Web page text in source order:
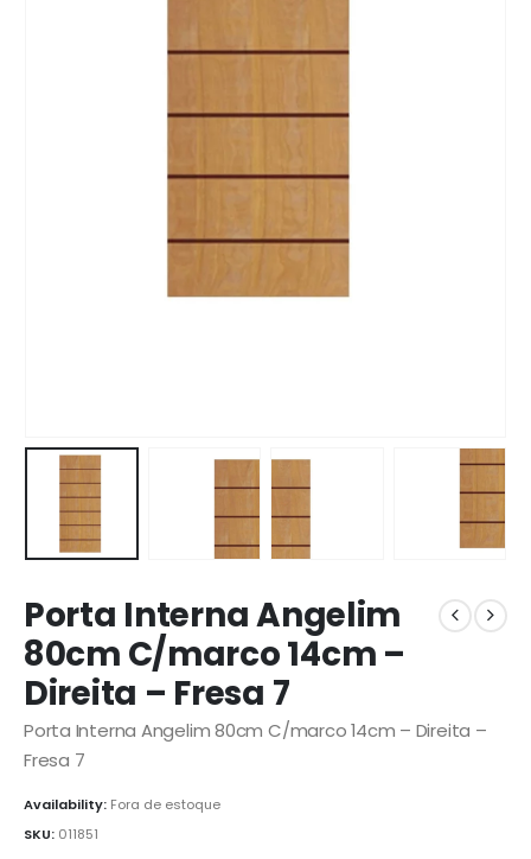
Porta Interna Angelim
80cm C/marco 14cm –
Direita – Fresa 7
Porta Interna Angelim 80cm C/marco 14cm – Direita –
Fresa 7
Availability: Fora de estoque
SKU: 011851